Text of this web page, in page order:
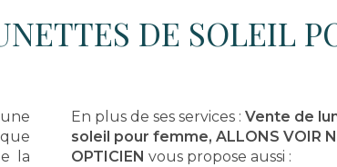
DE SOLEIL
la
En plus de ses services : Vente de
soleil pour femme, ALLONS VOIR
OPTICIEN vous propose aussi :